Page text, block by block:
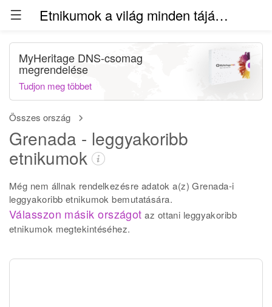
Etnikumok a világ minden táján (béta)
Összes ország
Grenada - leggyakoribb
etnikumok
Még nem állnak rendelkezésre adatok a(z) Grenada-i
leggyakoribb etnikumok bemutatására.
Válasszon másik országot az ottani leggyakoribb
etnikumok megtekintéséhez.
MyHeritage DNS-csomag
megrendelése
Tudjon meg többet